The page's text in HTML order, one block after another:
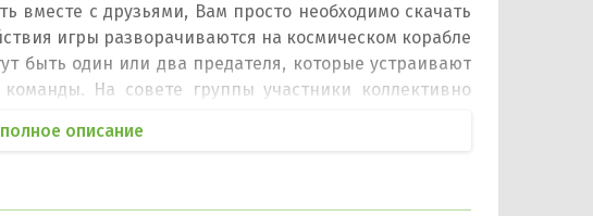
вместе с друзьями, Вам просто необходимо скачать
игры разворачиваются на космическом корабле
быть один или два предателя, которые устраивают
На совете группы участники коллективно
команды. Чем лучше Вы будите водить за нос всю
описание